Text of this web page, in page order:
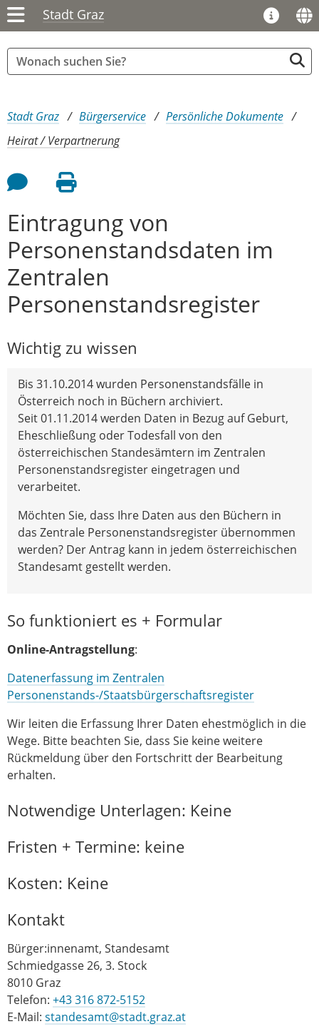
Stadt Graz
Sie sind hier:
Stadt Graz Bürgerservice
Persönliche Dokumente
Heirat / Verpartnerung
Feedback an Autor
Seite drucken
Eintragung von
Personenstandsdaten im
Zentralen
Personenstandsregister
Wichtig zu wissen
Bis 31.10.2014 wurden Personenstandsfälle in
Österreich noch in Büchern archiviert.
Seit 01.11.2014 werden Daten in Bezug auf Geburt,
Eheschließung oder Todesfall von den
österreichischen Standesämtern im Zentralen
Personenstandsregister eingetragen und
verarbeitet.
Möchten Sie, dass Ihre Daten aus den Büchern in
das Zentrale Personenstandsregister übernommen
werden? Der Antrag kann in jedem österreichischen
Standesamt gestellt werden.
So funktioniert es + Formular
Online-Antragstellung:
Datenerfassung im Zentralen
Personenstands-/Staatsbürgerschaftsregister
Wir leiten die Erfassung Ihrer Daten ehestmöglich in die
Wege. Bitte beachten Sie, dass Sie keine weitere
Rückmeldung über den Fortschritt der Bearbeitung
erhalten.
Notwendige Unterlagen: Keine
Fristen + Termine: keine
Kosten: Keine
Kontakt
Bürger:innenamt, Standesamt
Schmiedgasse 26, 3. Stock
8010 Graz
Telefon: +43 316 872-5152
E-Mail: standesamt@stadt.graz.at